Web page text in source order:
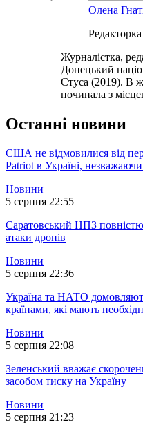
Олена
Журналістка,
Донецький
Стуса (2019). В
починала з
Останні новини
США не відмовилися від
Patriot в Україні,
Новини
5 серпня 22:55
Саратовський НПЗ
атаки дронів
Новини
5 серпня 22:36
Україна та НАТО
країнами, які мають
Новини
5 серпня 22:08
Зеленський вважає
засобом тиску на Україну
Новини
5 серпня 21:23